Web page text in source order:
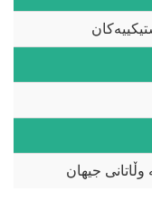
وڵاتانی جیهان